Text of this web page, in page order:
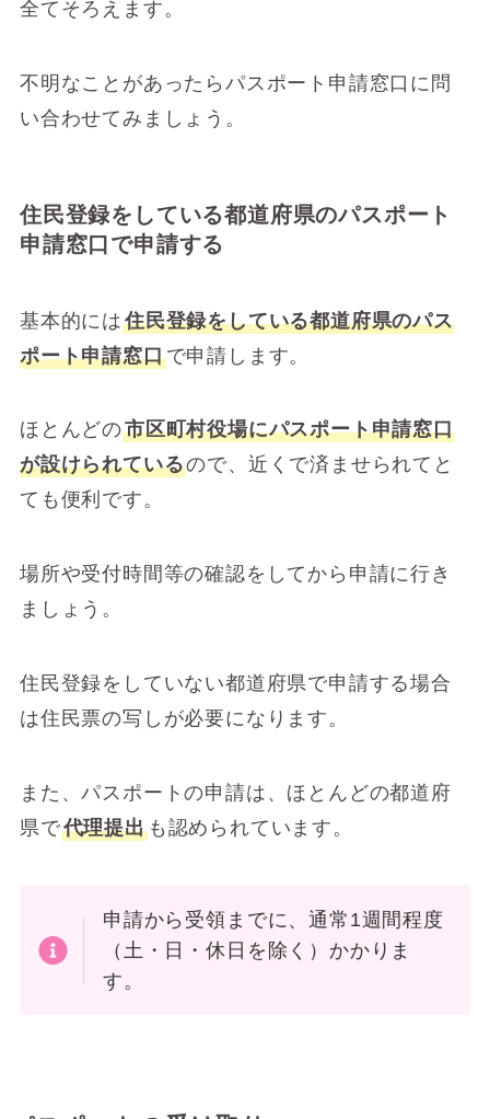
全てそろえます。
不明なことがあったらパスポート申請窓口に問
い合わせてみましょう。
住民登録をしている都道府県のパスポート
申請窓口で申請する
基本的には住民登録をしている都道府県のパス
ポート申請窓口で申請します。
ほとんどの市区町村役場にパスポート申請窓口
が設けられているので、近くで済ませられてと
ても便利です。
場所や受付時間等の確認をしてから申請に行き
ましょう。
住民登録をしていない都道府県で申請する場合
は住民票の写しが必要になります。
また、パスポートの申請は、ほとんどの都道府
県で代理提出も認められています。
申請から受領までに、通常1週間程度
（土・日・休日を除く）かかりま
す。